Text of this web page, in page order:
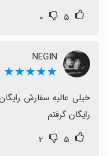
۵ ۰
NEGIN
★★★★★
رایگان گرفتم‌
۵ ۲